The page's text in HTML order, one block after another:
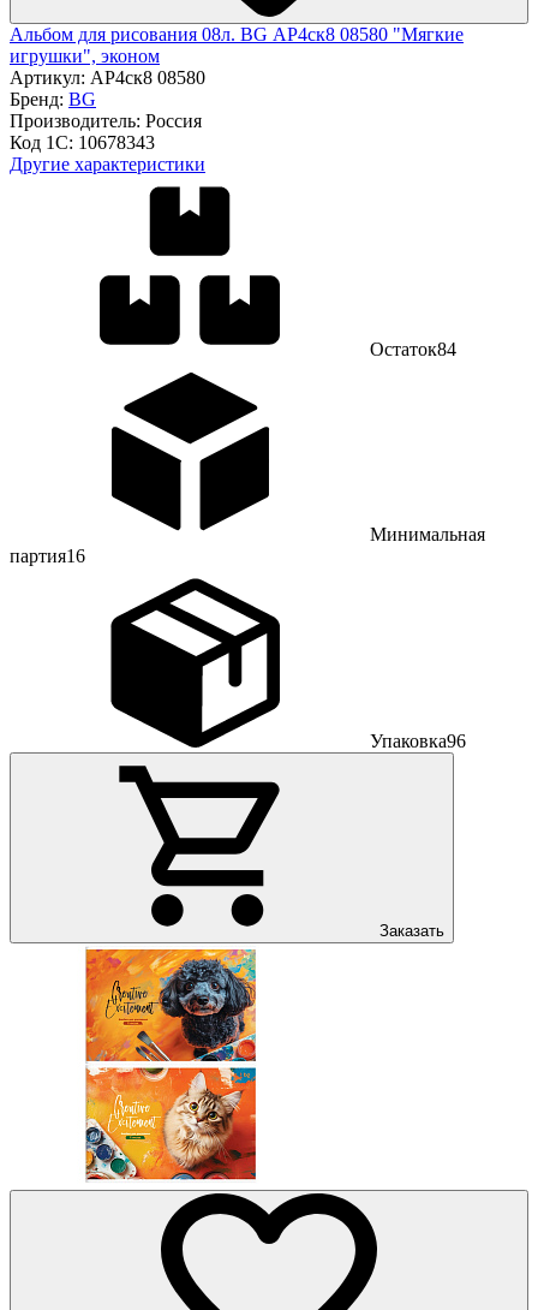
Альбом для рисования 08л. BG АР4ск8 08580 "Мягкие
игрушки", эконом
Артикул: АР4ск8 08580
Бренд: BG
Производитель: Россия
Код 1С: 10678343
Другие характеристики
Остаток84
Минимальная
партия16
Упаковка96
Заказать